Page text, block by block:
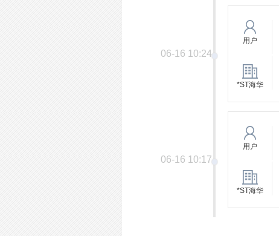
06-16 10:24
用户
*ST海华
06-16 10:17
用户
*ST海华